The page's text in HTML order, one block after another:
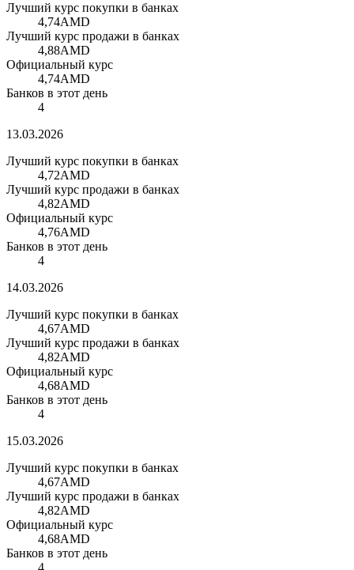
Лучший курс покупки в банках
4,74AMD
Лучший курс продажи в банках
4,88AMD
Официальный курс
4,74AMD
Банков в этот день
4
13.03.2026
Лучший курс покупки в банках
4,72AMD
Лучший курс продажи в банках
4,82AMD
Официальный курс
4,76AMD
Банков в этот день
4
14.03.2026
Лучший курс покупки в банках
4,67AMD
Лучший курс продажи в банках
4,82AMD
Официальный курс
4,68AMD
Банков в этот день
4
15.03.2026
Лучший курс покупки в банках
4,67AMD
Лучший курс продажи в банках
4,82AMD
Официальный курс
4,68AMD
Банков в этот день